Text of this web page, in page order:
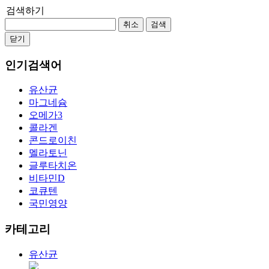
검색하기
취소
검색
닫기
인기검색어
유산균
마그네슘
오메가3
콜라겐
콘드로이친
멜라토닌
글루타치온
비타민D
코큐텐
국민영양
카테고리
유산균